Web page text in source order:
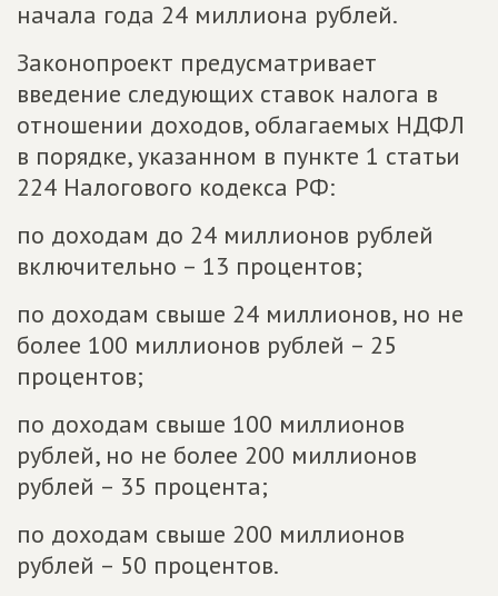
начала года 24 миллиона рублей.
Законопроект предусматривает
введение следующих ставок налога в
отношении доходов, облагаемых НДФЛ
в порядке, указанном в пункте 1 статьи
224 Налогового кодекса РФ:
по доходам до 24 миллионов рублей
включительно – 13 процентов;
по доходам свыше 24 миллионов, но не
более 100 миллионов рублей – 25
процентов;
по доходам свыше 100 миллионов
рублей, но не более 200 миллионов
рублей – 35 процента;
по доходам свыше 200 миллионов
рублей – 50 процентов.